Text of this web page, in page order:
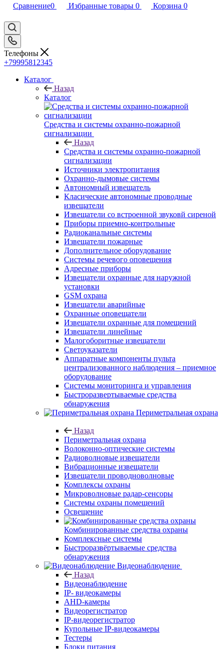
Сравнение0 Избранные товары 0 Корзина 0
Телефоны
+79995812345
Каталог
Назад
Каталог
Средства и системы охранно-пожарной
сигнализации
Назад
Средства и системы охранно-пожарной
сигнализации
Источники электропитания
Охранно-дымовые системы
Автономный извещатель
Класические автономные проводные
извещатели
Извещатели со встроенной звуковй сиреной
Приборы приемно-контрольные
Радиоканальные системы
Извещатели пожарные
Дополнительное оборудование
Системы речевого оповещения
Адресные приборы
Извещатели охранные для наружной
установки
GSM охрана
Извещатели аварийные
Охранные оповещатели
Извещатели охранные для помещений
Извещатели линейные
Малогоборитные извещатели
Светоуказатели
Аппаратные компоненты пульта
централизованного наблюдения – приемное
оборудование
Системы мониторинга и управления
Быстроразвертываемые средства
обнаружения
Периметральная охрана
Назад
Периметральная охрана
Волоконно-оптические системы
Радиоволновые извещатели
Вибрационные извещатели
Извещатели проводноволновые
Комплексы охраны
Микроволновые радар-сенсоры
Системы охраны помещений
Освещение
Комбинированные средства охраны
Комплексные системы
Быстроразвёртываемые средства
обнаружения
Видеонаблюдение
Назад
Видеонаблюдение
IP- видеокамеры
AHD-камеры
Видеорегистратор
IP-видеорегистратор
Купольные IP-видеокамеры
Тестеры
Блоки питания